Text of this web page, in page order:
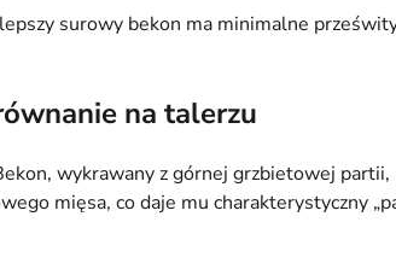
surowy bekon ma minimalne
na talerzu
wykrawany z górnej grzbietowej
mięsa, co daje mu charakterystyczny